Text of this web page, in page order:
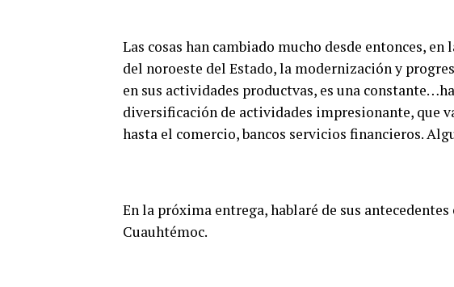
Las cosas han cambiado mucho desde entonces,
del noroeste del Estado, la modernización y
en sus actividades productvas, es una
diversificación de actividades impresionante, que
hasta el comercio, bancos servicios financieros.
En la próxima entrega, hablaré de sus
Cuauhtémoc.